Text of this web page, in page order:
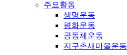
주요활동
생명운동
평화운동
공동체운동
지구촌새마을운동